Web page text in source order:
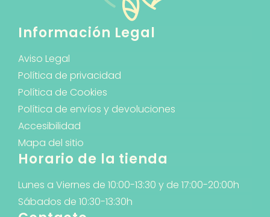
Información Legal
Aviso Legal
Política de privacidad
Política de Cookies
Política de envíos y devoluciones
Accesibilidad
Mapa del sitio
Horario de la tienda
Lunes a Viernes de 10:00-13:30 y de 17:00-20:00h
Sábados de 10:30-13:30h